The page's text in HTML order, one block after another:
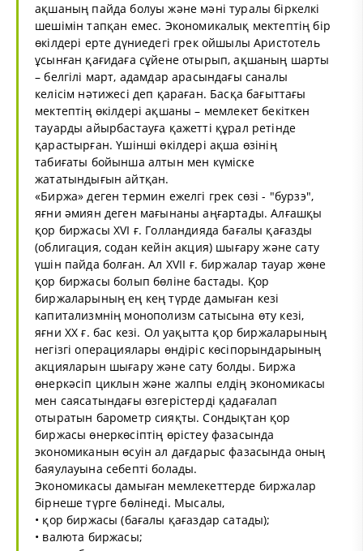
ақшаның пайда болуы және мәні туралы біркелкі
шешімін тапқан емес. Экономикалық мектептің бір
өкілдері ерте дүниедегі грек ойшылы Аристотель
ұсынған қағидаға сұйене отырып, ақшаның шарты
– белгілі март, адамдар арасындағы саналы
келісім нәтижесі деп қараған. Басқа бағыттағы
мектептің өкілдері ақшаны – мемлекет бекіткен
тауарды айырбастауға қажетті құрал ретінде
қарастырған. Үшінші өкілдері ақша өзінің
табиғаты бойынша алтын мен күміске
жататындығын айтқан.
«Биржа» деген термин ежелгі грек сөзі - "бурзэ",
яғни әмиян деген мағынаны аңғартады. Алғашқы
қор биржасы XVI ғ. Голландияда бағалы қағазды
(облигация, содан кейін акция) шығару және сату
үшін пайда болған. Ал XVII ғ. биржалар тауар жөне
қор биржасы болып бөліне бастады. Қор
биржаларының ең кең түрде дамыған кезі
капитализмнің монополизм сатысына өту кезі,
яғни XX ғ. бас кезі. Ол уақытта қор биржаларының
негізгі операциялары өндіріс көсіпорындарының
акцияларын шығару және сату болды. Биржа
өнеркәсіп циклын және жалпы елдің экономикасы
мен саясатындағы өзгерістерді қадағалап
отыратын барометр сияқты. Сондықтан қор
биржасы өнеркөсіптің өрістеу фазасында
экономиканын өсуін ал дағдарыс фазасында оның
баяулауына себепті болады.
Экономикасы дамыған мемлекеттерде биржалар
бірнеше түрге бөлінеді. Мысалы,
• қор биржасы (бағалы қағаздар сатады);
• валюта биржасы;